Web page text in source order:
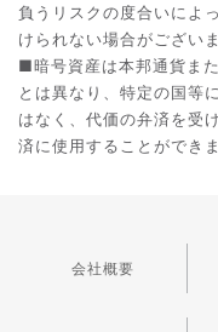
負うリスクの度合いによ
けられない場合がございま
■暗号資産は本邦通貨ま
とは異なり、特定の国等
はなく、代価の弁済を受
済に使用することができま
会社概要